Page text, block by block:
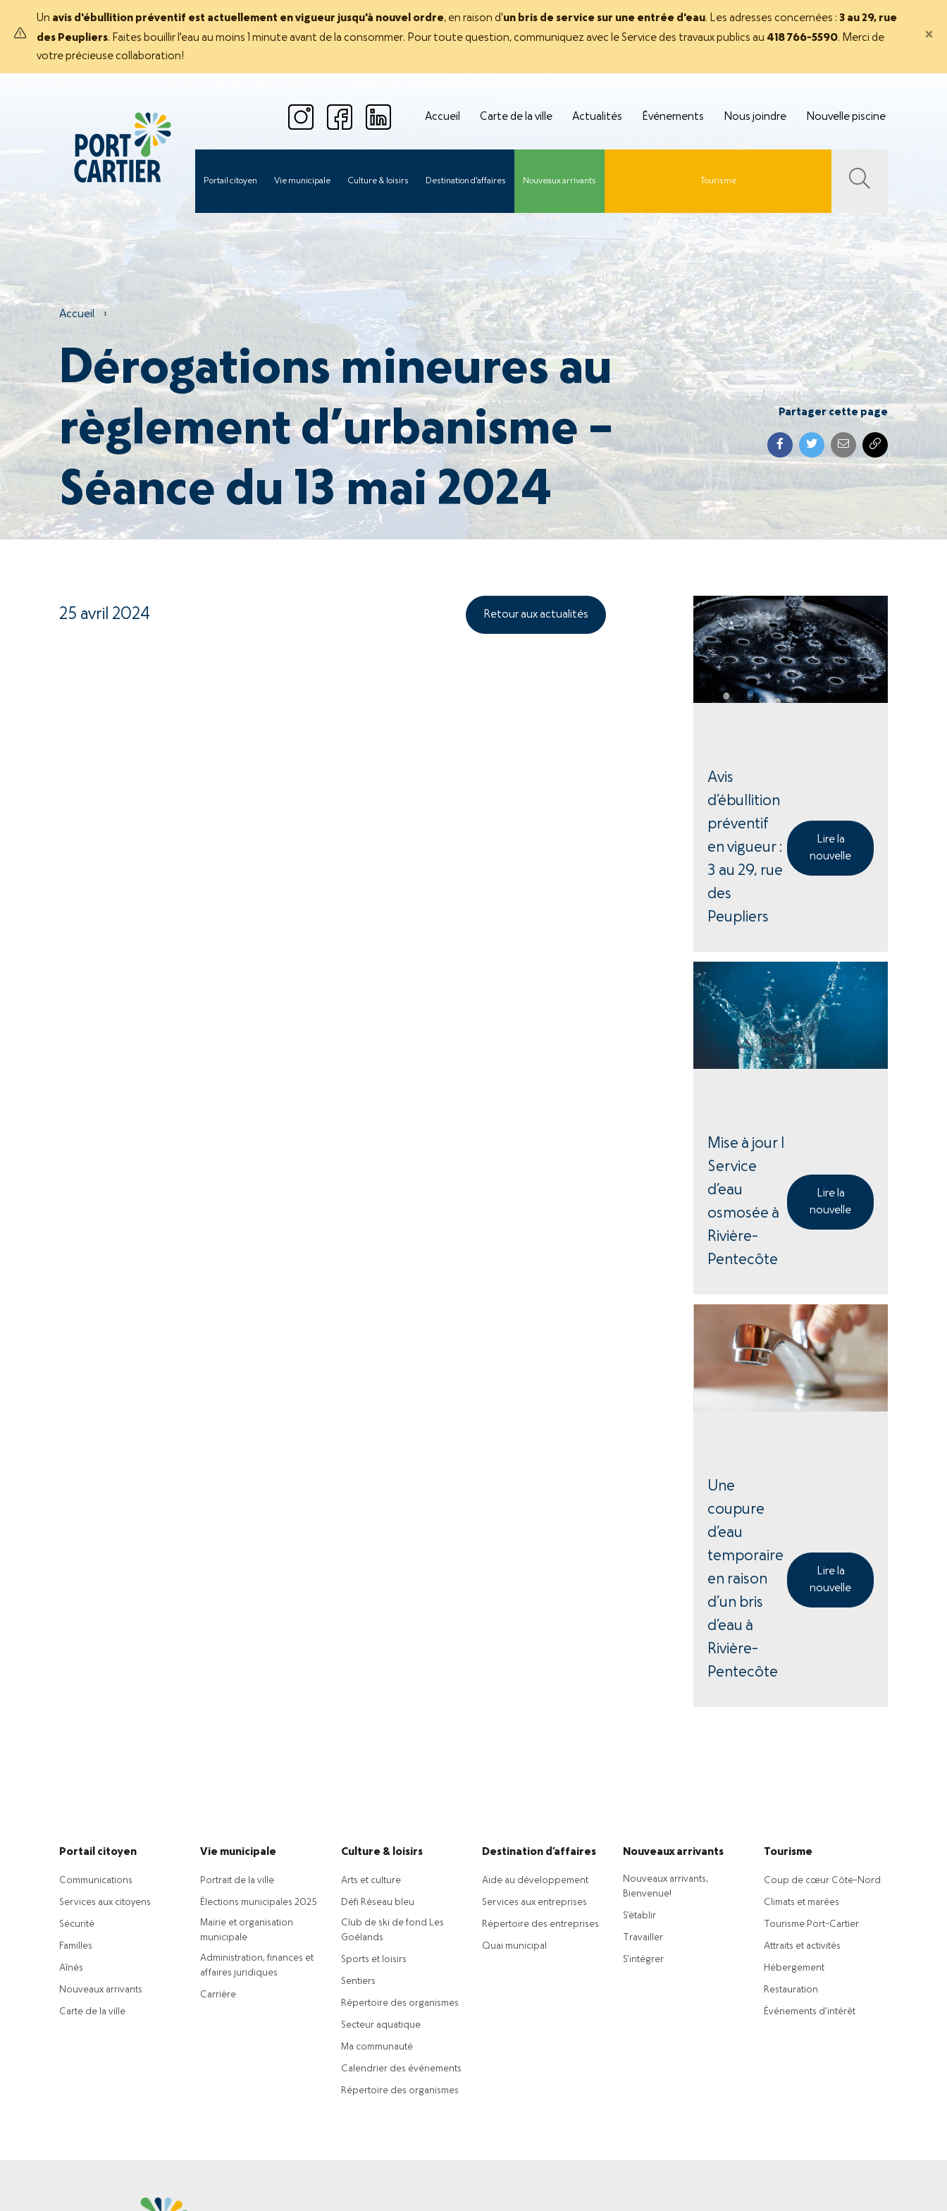
Un avis d'ébullition préventif est actuellement en vigueur jusqu'à nouvel ordre, en raison d'un bris de service sur une entrée d'eau. Les adresses concernées : 3 au 29, rue
des Peupliers. Faites bouillir l'eau au moins 1 minute avant de la consommer. Pour toute question, communiquez avec le Service des travaux publics au 418 766-5590. Merci de
votre précieuse collaboration!
×
Accueil Carte de la ville Actualités Événements Nous joindre Nouvelle piscine
Portail citoyen Vie municipale Culture & loisirs Destination d'affaires Nouveaux arrivants Tourisme
Accueil ›
Dérogations mineures au
règlement d’urbanisme –
Séance du 13 mai 2024
Partager cette page
25 avril 2024 Retour aux actualités
Avis
d’ébullition
préventif
en vigueur :
3 au 29, rue
des
Peupliers
Lire la
nouvelle
Mise à jour |
Service
d’eau
osmosée à
Rivière-
Pentecôte
Lire la
nouvelle
Une
coupure
d’eau
temporaire
en raison
d’un bris
d’eau à
Rivière-
Pentecôte
Lire la
nouvelle
Portail citoyen
Communications
Services aux citoyens
Sécurité
Familles
Aînés
Nouveaux arrivants
Carte de la ville
Vie municipale
Portrait de la ville
Élections municipales 2025
Mairie et organisation
municipale
Administration, finances et
affaires juridiques
Carrière
Culture & loisirs
Arts et culture
Défi Réseau bleu
Club de ski de fond Les
Goélands
Sports et loisirs
Sentiers
Répertoire des organismes
Secteur aquatique
Ma communauté
Calendrier des événements
Répertoire des organismes
Destination d’affaires
Aide au développement
Services aux entreprises
Répertoire des entreprises
Quai municipal
Nouveaux arrivants
Nouveaux arrivants,
Bienvenue!
S’établir
Travailler
S’intégrer
Tourisme
Coup de cœur Côte-Nord
Climats et marées
Tourisme Port-Cartier
Attraits et activités
Hébergement
Restauration
Événements d’intérêt